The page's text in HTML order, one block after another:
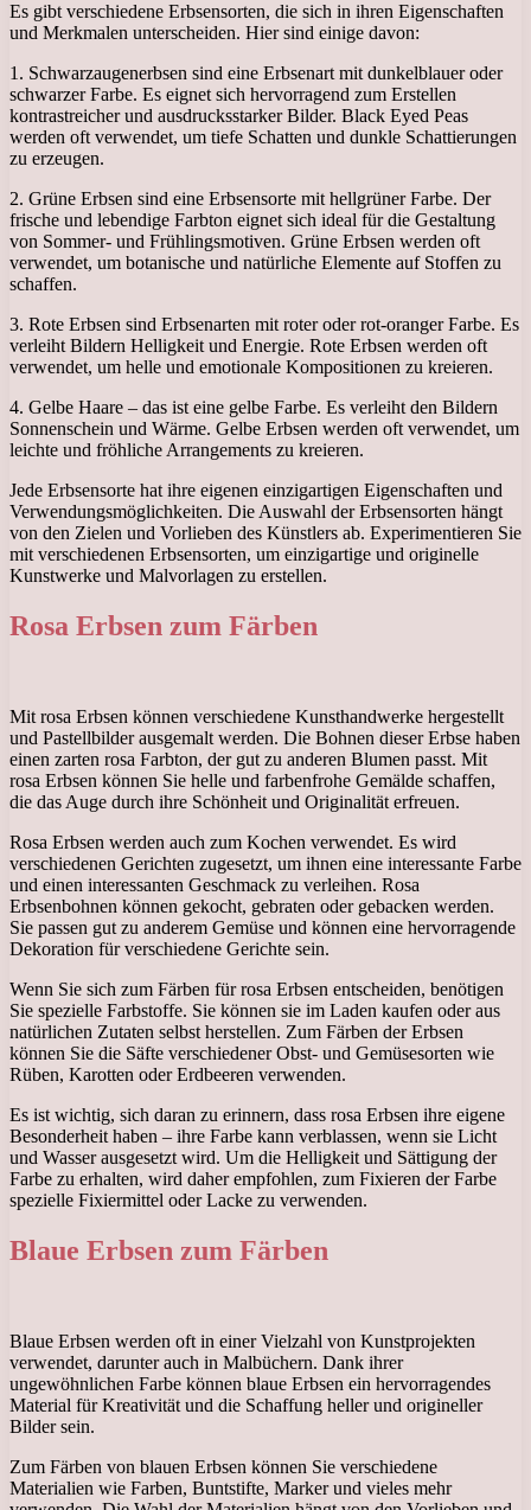
Es gibt verschiedene Erbsensorten, die sich in ihren Eigenschaften
und Merkmalen unterscheiden. Hier sind einige davon:
1. Schwarzaugenerbsen sind eine Erbsenart mit dunkelblauer oder
schwarzer Farbe. Es eignet sich hervorragend zum Erstellen
kontrastreicher und ausdrucksstarker Bilder. Black Eyed Peas
werden oft verwendet, um tiefe Schatten und dunkle Schattierungen
zu erzeugen.
2. Grüne Erbsen sind eine Erbsensorte mit hellgrüner Farbe. Der
frische und lebendige Farbton eignet sich ideal für die Gestaltung
von Sommer- und Frühlingsmotiven. Grüne Erbsen werden oft
verwendet, um botanische und natürliche Elemente auf Stoffen zu
schaffen.
3. Rote Erbsen sind Erbsenarten mit roter oder rot-oranger Farbe. Es
verleiht Bildern Helligkeit und Energie. Rote Erbsen werden oft
verwendet, um helle und emotionale Kompositionen zu kreieren.
4. Gelbe Haare – das ist eine gelbe Farbe. Es verleiht den Bildern
Sonnenschein und Wärme. Gelbe Erbsen werden oft verwendet, um
leichte und fröhliche Arrangements zu kreieren.
Jede Erbsensorte hat ihre eigenen einzigartigen Eigenschaften und
Verwendungsmöglichkeiten. Die Auswahl der Erbsensorten hängt
von den Zielen und Vorlieben des Künstlers ab. Experimentieren Sie
mit verschiedenen Erbsensorten, um einzigartige und originelle
Kunstwerke und Malvorlagen zu erstellen.
Rosa Erbsen zum Färben
Mit rosa Erbsen können verschiedene Kunsthandwerke hergestellt
und Pastellbilder ausgemalt werden. Die Bohnen dieser Erbse haben
einen zarten rosa Farbton, der gut zu anderen Blumen passt. Mit
rosa Erbsen können Sie helle und farbenfrohe Gemälde schaffen,
die das Auge durch ihre Schönheit und Originalität erfreuen.
Rosa Erbsen werden auch zum Kochen verwendet. Es wird
verschiedenen Gerichten zugesetzt, um ihnen eine interessante Farbe
und einen interessanten Geschmack zu verleihen. Rosa
Erbsenbohnen können gekocht, gebraten oder gebacken werden.
Sie passen gut zu anderem Gemüse und können eine hervorragende
Dekoration für verschiedene Gerichte sein.
Wenn Sie sich zum Färben für rosa Erbsen entscheiden, benötigen
Sie spezielle Farbstoffe. Sie können sie im Laden kaufen oder aus
natürlichen Zutaten selbst herstellen. Zum Färben der Erbsen
können Sie die Säfte verschiedener Obst- und Gemüsesorten wie
Rüben, Karotten oder Erdbeeren verwenden.
Es ist wichtig, sich daran zu erinnern, dass rosa Erbsen ihre eigene
Besonderheit haben – ihre Farbe kann verblassen, wenn sie Licht
und Wasser ausgesetzt wird. Um die Helligkeit und Sättigung der
Farbe zu erhalten, wird daher empfohlen, zum Fixieren der Farbe
spezielle Fixiermittel oder Lacke zu verwenden.
Blaue Erbsen zum Färben
Blaue Erbsen werden oft in einer Vielzahl von Kunstprojekten
verwendet, darunter auch in Malbüchern. Dank ihrer
ungewöhnlichen Farbe können blaue Erbsen ein hervorragendes
Material für Kreativität und die Schaffung heller und origineller
Bilder sein.
Zum Färben von blauen Erbsen können Sie verschiedene
Materialien wie Farben, Buntstifte, Marker und vieles mehr